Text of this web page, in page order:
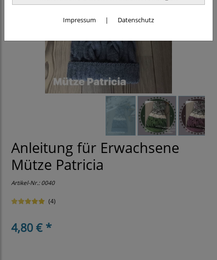
Anleitung für Erwachsene
Mütze Patricia
Artikel-Nr.:0040
(4)
4,80 € *
Impressum | Datenschutz